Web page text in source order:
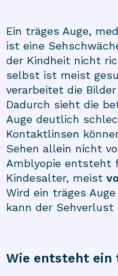
Ein träges Auge,
ist eine
der Kindheit nicht
selbst ist meist
verarbeitet die
Dadurch sieht die
Auge deutlich
Kontaktlinsen
Sehen allein nicht
Amblyopie entsteht
Kindesalter, meist
Wird ein träges
kann der
Wie entsteht ein